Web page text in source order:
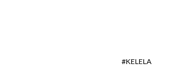
KELELA